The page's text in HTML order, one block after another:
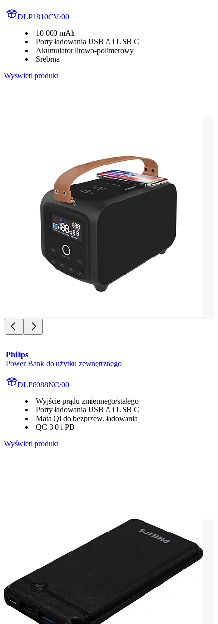
DLP1810CV/00
10 000 mAh
Porty ładowania USB A i USB C
Akumulator litowo-polimerowy
Srebrna
Wyświetl produkt
Philips
Power Bank do użytku zewnętrznego
DLP8088NC/00
Wyjście prądu zmiennego/stałego
Porty ładowania USB A i USB C
Mata Qi do bezprzew. ładowania
QC 3.0 i PD
Wyświetl produkt